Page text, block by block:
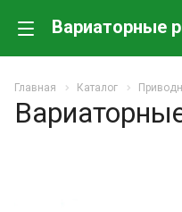
Вариаторные
Главная Каталог